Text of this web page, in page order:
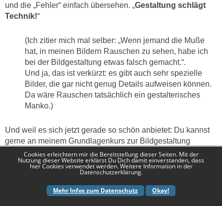
und die „Fehler“ einfach übersehen. „Gestaltung schlägt
Technik!“
(Ich zitier mich mal selber: „Wenn jemand die Muße
hat, in meinen Bildern Rauschen zu sehen, habe ich
bei der Bildgestaltung etwas falsch gemacht.“.
Und ja, das ist verkürzt: es gibt auch sehr spezielle
Bilder, die gar nicht genug Details aufweisen können.
Da wäre Rauschen tatsächlich ein gestalterisches
Manko.)
Und weil es sich jetzt gerade so schön anbietet: Du kannst
gerne an meinem Grundlagenkurs zur Bildgestaltung
teilnehmen.https://www.fotoschule-
ruhr.de/Bildgestaltungsworkshop_1.php
Cookies erleichtern mir die Bereitstellung dieser Seiten. Mit der
Nutzung dieser Website erklärst Du Dich damit einverstanden, dass
hier Cookies verwendet werden. Weitere Information in der
Datenschutzerklärung.
Mehr Infos zum Datenschutz Okay!